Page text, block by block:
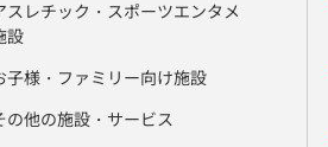
スレチック・スポーツエンタメ
設
子様・ファミリー向け施設
の他の施設・サービス